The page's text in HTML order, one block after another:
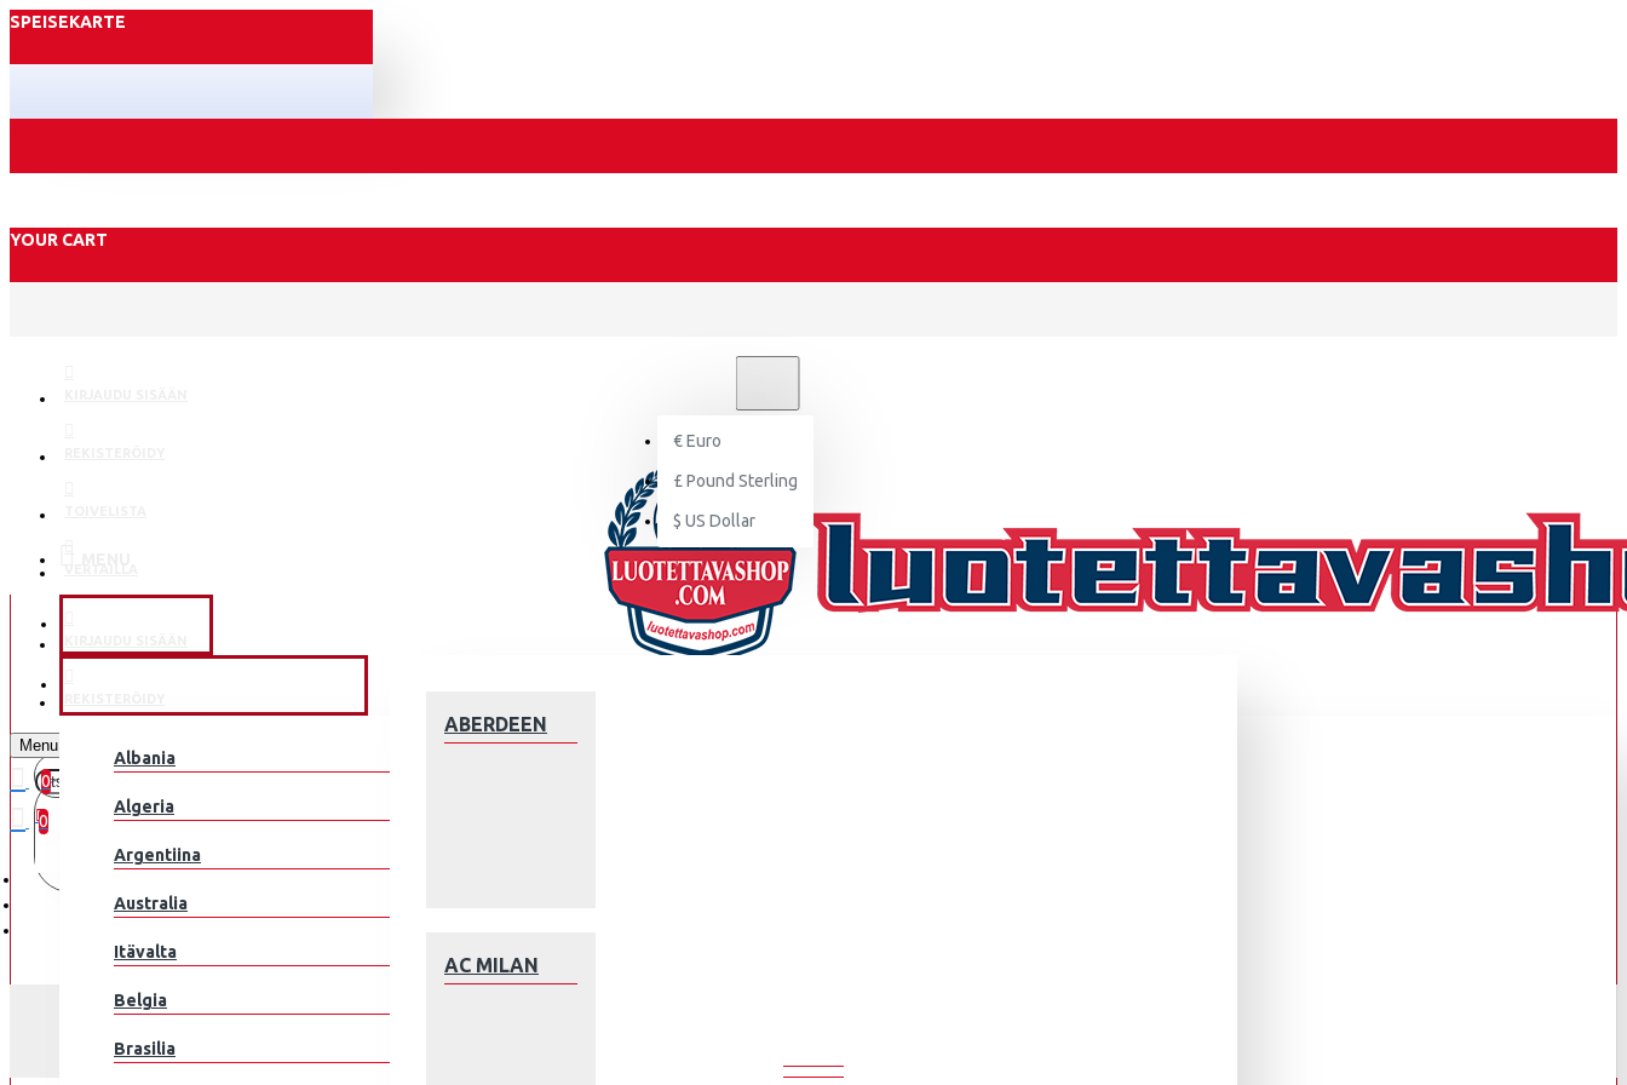
SPEISEKARTE
YOUR CART
€Euro
£ Pound Sterling
$ US Dollar
Ostoskorisi on tyhjä!
ABERDEEN
AC MILAN
Albania
Algeria
Argentiina
Australia
Itävalta
Belgia
Brasilia
Menu
0
0